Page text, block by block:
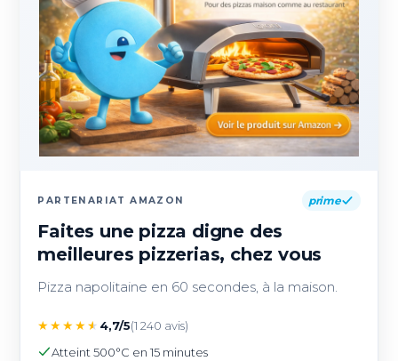
PARTENARIAT AMAZON prime
Faites une pizza digne des
meilleures pizzerias, chez vous
Pizza napolitaine en 60 secondes, à la maison.
★★★★★ 4,7/5(1 240 avis)
Atteint 500°C en 15 minutes